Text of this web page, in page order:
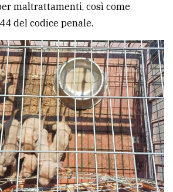
maltrattamenti, così come
del codice penale.